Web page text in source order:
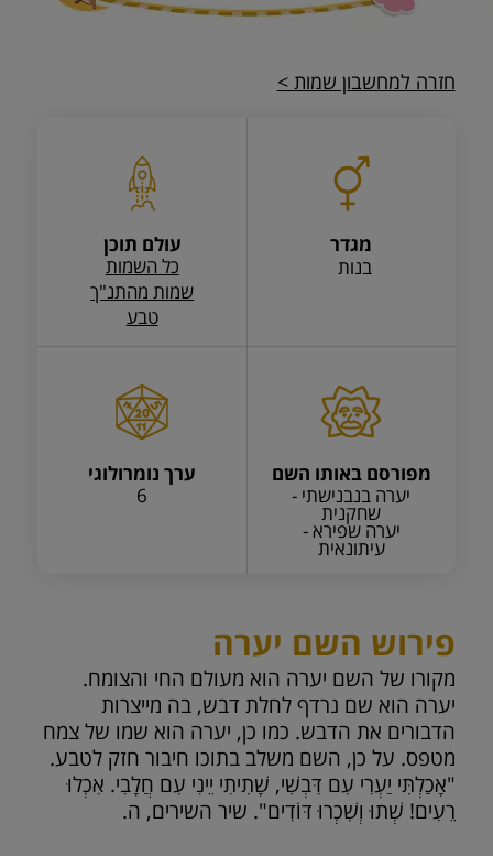
חזרה למחשבון שמות >
מגדר
בנות
עולם תוכן
כל השמות
שמות מהתנ"ך
טבע
מפורסם באותו השם
יערה בנבנישתי -
שחקנית
יערה שפירא -
עיתונאית
ערך נומרולוגי
6
פירוש השם יערה
מקורו של השם יערה הוא מעולם החי והצומח.
יערה הוא שם נרדף לחלת דבש, בה מייצרות
הדבורים את הדבש. כמו כן, יערה הוא שמו של צמח
מטפס. על כן, השם משלב בתוכו חיבור חזק לטבע.
"אָכַלְתִּי יַעְרִי עִם דִּבְשִׁי, שָׁתִיתִי יֵינִי עִם חֲלָבִי. אִכְלוּ
רֵעִים! שְׁתוּ וְשִׁכְרוּ דּוֹדִים". שיר השירים, ה.